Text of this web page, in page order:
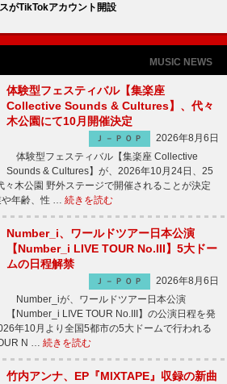
がTikTokアカウント開設
MUSIC NEWS
体験型フェスティバル【集楽座
Collective Sounds & Cultures】、代々
木公園にて10月開催決定
Ｊ－ＰＯＰ
2026年8月6日
体験型フェスティバル【集楽座 Collective
Sounds & Cultures】が、2026年10月24日、25
々木公園 野外ステージで開催されることが決定
年齢、性 … 続きを読む
Number_i、ワールドツアー日本公演
【Number_i LIVE TOUR No.III】5大ドー
ムの日程解禁
Ｊ－ＰＯＰ
2026年8月6日
Number_iが、ワールドツアー日本公演
【Number_i LIVE TOUR No.III】の公演日程を発
年10月より全国5都市の5大ドームで行われる
N … 続きを読む
竹内アンナ、EP『MIXTAPE』収録の新曲